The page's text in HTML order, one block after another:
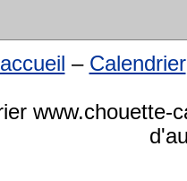
– Calendrier
www.chouette-